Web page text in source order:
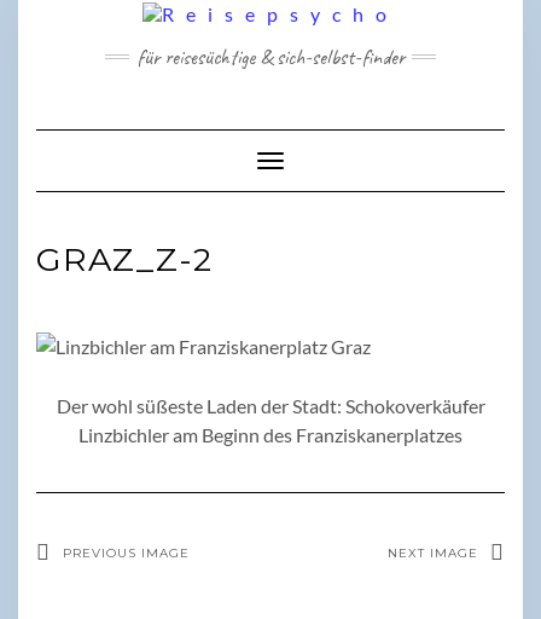
für reisesüchtige & sich-selbst-finder
Toggle Navigation
GRAZ_Z-2
Der wohl süßeste Laden der Stadt: Schokoverkäufer
Linzbichler am Beginn des Franziskanerplatzes
PREVIOUS IMAGE NEXT IMAGE